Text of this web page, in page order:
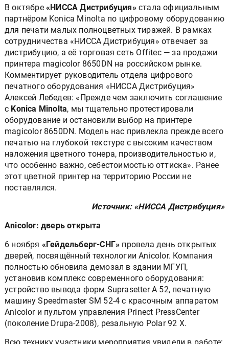
В октябре «НИССА Дистрибуция»стала официальным
партнёром Konica Minolta по цифровому оборудованию
для печати малых полноцветных тиражей. В рамках
сотрудничества «НИССА Дистрибуция» отвечает за
дистрибуцию, а её торговая сеть Offitec — за продажи
принтера magicolor 8650DN на российском рынке.
Комментирует руководитель отдела цифрового
печатного оборудования «НИССА Дистрибуция»
Алексей Лебедев: «Прежде чем заключить соглашение
с Konica Minolta, мы тщательно протестировали
оборудование и остановили выбор на принтере
magicolor 8650DN. Модель нас привлекла прежде всего
печатью на глубокой текстуре с высоким качеством
наложения цветного тонера, производительностью и,
что особенно важно, себестоимостью оттиска». Ранее
этот цветной принтер на территорию России не
поставлялся.
Источник: «НИССА Дистрибуция»
Anicolor: дверь открыта
6 ноября «Гейдельберг-СНГ» провела день открытых
дверей, посвящённый технологии Anicolor. Компания
полностью обновила демозал в здании МГУП,
установив комплекс современного оборудования:
устройство вывода форм Suprasetter A 52, печатную
машину Speedmaster SM 52-4 с красочным аппаратом
Anicolor и пультом управления Prinect PressCenter
(поколение Drupa-2008), резальную Polar 92 X.